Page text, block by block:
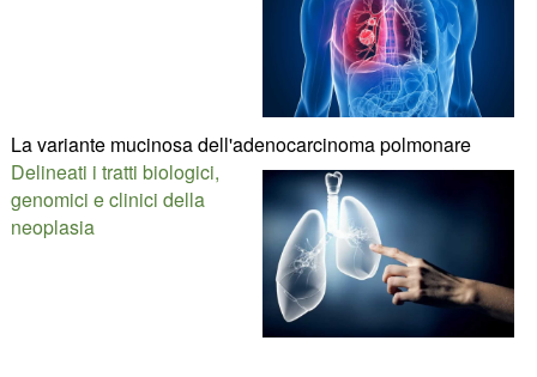
La variante mucinosa dell'adenocarcinoma polmonare
Delineati i tratti biologici,
genomici e clinici della
neoplasia